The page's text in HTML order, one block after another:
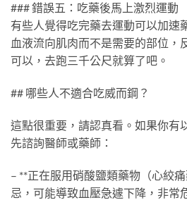
### 錯誤五：吃藥後馬上激烈運動
有些人覺得吃完藥去運動可以加速
血液流向肌肉而不是需要的部位，
可以，去跑三千公尺就算了吧。
## 哪些人不適合吃威而鋼？
這點很重要，請認真看。如果你有
先諮詢醫師或藥師：
– **正在服用硝酸鹽類藥物（心絞
忌，可能導致血壓急遽下降，非常